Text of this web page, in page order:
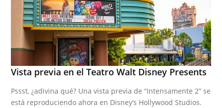
Vista previa en el Teatro Walt Disney Presents
Pssst, ¿adivina qué? Una vista previa de “Intensamente 2” se
está reproduciendo ahora en Disney’s Hollywood Studios.